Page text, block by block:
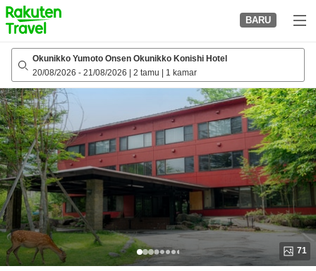
to
top
page
BARU
Okunikko Yumoto Onsen Okunikko Konishi Hotel
20/08/2026 - 21/08/2026 2 tamu 1 kamar
71